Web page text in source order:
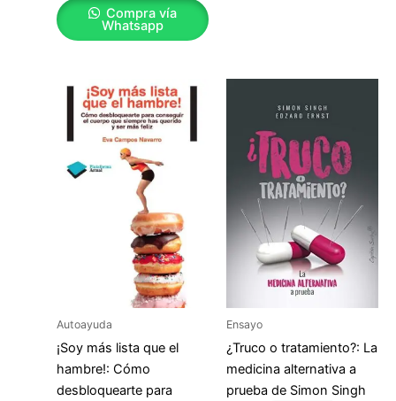
Compra vía
Whatsapp
Autoayuda
¡Soy más lista que el
hambre!: Cómo
desbloquearte para
Ensayo
¿Truco o tratamiento?: La
medicina alternativa a
prueba de Simon Singh